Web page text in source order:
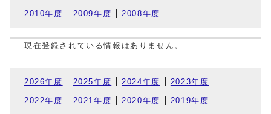
2010年度 2009年度 2008年度
現在登録されている情報はありません。
2026年度 2025年度 2024年度 2023年度
2022年度 2021年度 2020年度 2019年度